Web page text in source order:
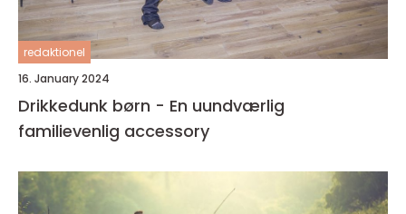
redaktionel
16. January 2024
Drikkedunk børn - En uundværlig
familievenlig accessory